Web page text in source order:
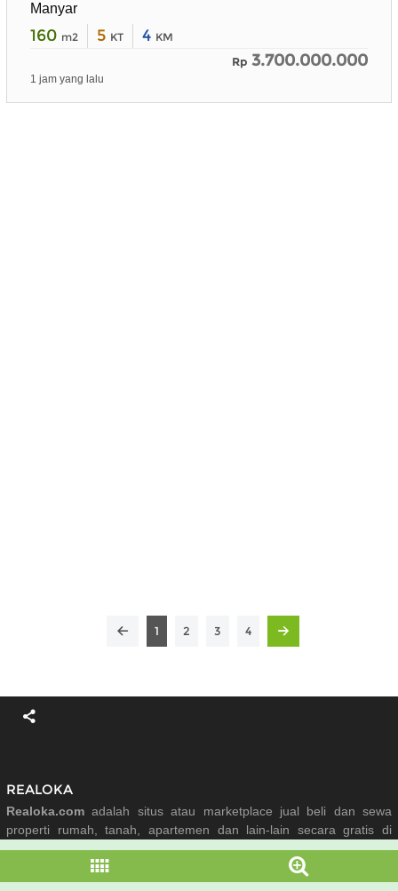
Manyar
160 m2 5 KT 4 KM
Rp 3.700.000.000
1 jam yang lalu
1 2 3 4
REALOKA
Realoka.com adalah situs atau marketplace jual beli dan sewa
properti rumah, tanah, apartemen dan lain-lain secara gratis di
seluruh Indonesia sejak tahun 2017.